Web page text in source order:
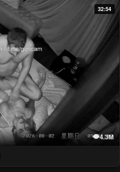
32:54
4.3M